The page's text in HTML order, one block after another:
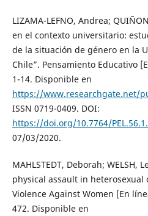
LIZAMA-LEFNO, Andrea;
en el contexto universitario:
de la situación de género en la
Chile”. Pensamiento Educativo
1-14. Disponible en
https://www.researchgate.net/
ISSN 0719-0409. DOI:
https://doi.org/10.7764/
07/03/2020.
MAHLSTEDT, Deborah; WELSH,
physical assault in
Violence Against Women [En
472. Disponible en